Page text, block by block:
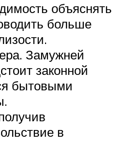
объяснять
больше
Замужней
законной
бытовыми
в